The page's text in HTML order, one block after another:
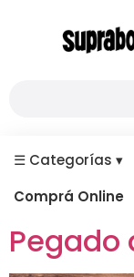
☰ Categorías ▾
Comprá Online
Pegado